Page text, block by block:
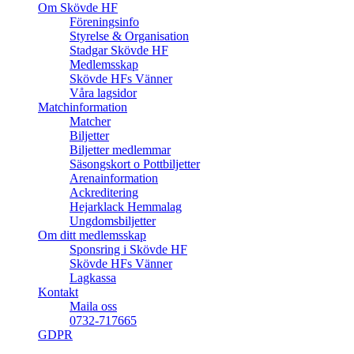
Om Skövde HF
Föreningsinfo
Styrelse & Organisation
Stadgar Skövde HF
Medlemsskap
Skövde HFs Vänner
Våra lagsidor
Matchinformation
Matcher
Biljetter
Biljetter medlemmar
Säsongskort o Pottbiljetter
Arenainformation
Ackreditering
Hejarklack Hemmalag
Ungdomsbiljetter
Om ditt medlemsskap
Sponsring i Skövde HF
Skövde HFs Vänner
Lagkassa
Kontakt
Maila oss
0732-717665
GDPR